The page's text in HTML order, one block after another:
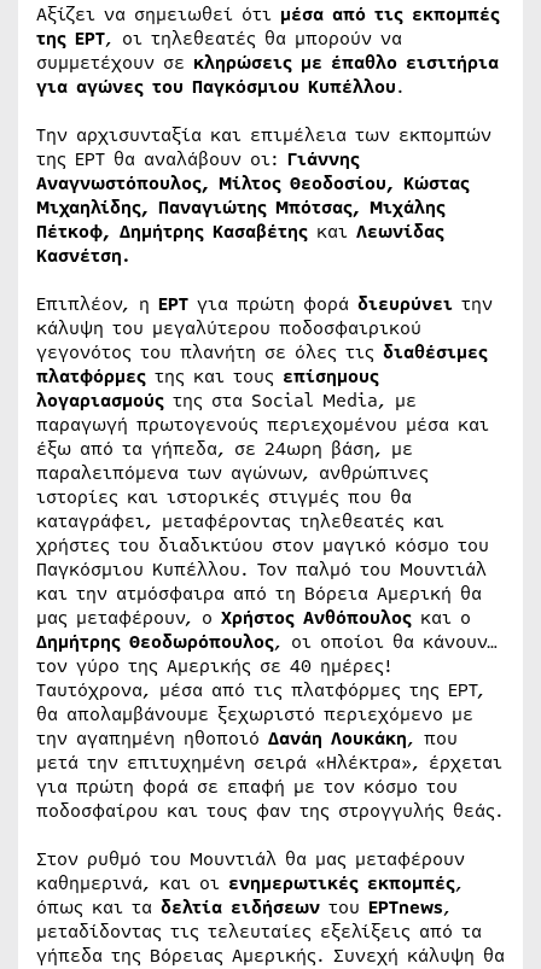
Αξίζει να σημειωθεί ότι μέσα από τις εκπομπές
της ΕΡΤ, οι τηλεθεατές θα μπορούν να
συμμετέχουν σε κληρώσεις με έπαθλο εισιτήρια
για αγώνες του Παγκόσμιου Κυπέλλου.
Την αρχισυνταξία και επιμέλεια των εκπομπών
της ΕΡΤ θα αναλάβουν οι: Γιάννης
Αναγνωστόπουλος, Μίλτος Θεοδοσίου, Κώστας
Μιχαηλίδης, Παναγιώτης Μπότσας, Μιχάλης
Πέτκοφ, Δημήτρης Κασαβέτης και Λεωνίδας
Κασνέτση.
Επιπλέον, η ΕΡΤ για πρώτη φορά διευρύνει την
κάλυψη του μεγαλύτερου ποδοσφαιρικού
γεγονότος του πλανήτη σε όλες τις διαθέσιμες
πλατφόρμες της και τους επίσημους
λογαριασμούς της στα Social Media, με
παραγωγή πρωτογενούς περιεχομένου μέσα και
έξω από τα γήπεδα, σε 24ωρη βάση, με
παραλειπόμενα των αγώνων, ανθρώπινες
ιστορίες και ιστορικές στιγμές που θα
καταγράφει, μεταφέροντας τηλεθεατές και
χρήστες του διαδικτύου στον μαγικό κόσμο του
Παγκόσμιου Κυπέλλου. Τον παλμό του Μουντιάλ
και την ατμόσφαιρα από τη Βόρεια Αμερική θα
μας μεταφέρουν, ο Χρήστος Ανθόπουλος και ο
Δημήτρης Θεοδωρόπουλος, οι οποίοι θα κάνουν…
τον γύρο της Αμερικής σε 40 ημέρες!
Ταυτόχρονα, μέσα από τις πλατφόρμες της ΕΡΤ,
θα απολαμβάνουμε ξεχωριστό περιεχόμενο με
την αγαπημένη ηθοποιό Δανάη Λουκάκη, που
μετά την επιτυχημένη σειρά «Ηλέκτρα», έρχεται
για πρώτη φορά σε επαφή με τον κόσμο του
ποδοσφαίρου και τους φαν της στρογγυλής θεάς.
Στον ρυθμό του Μουντιάλ θα μας μεταφέρουν
καθημερινά, και οι ενημερωτικές εκπομπές,
όπως και τα δελτία ειδήσεων του ΕΡΤnews,
μεταδίδοντας τις τελευταίες εξελίξεις από τα
γήπεδα της Βόρειας Αμερικής. Συνεχή κάλυψη θα